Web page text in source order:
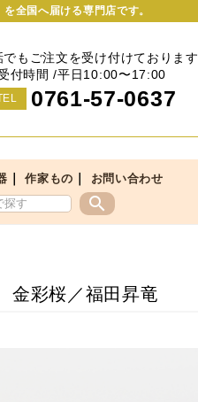
全国へ届ける専門店です。
でもご注文を受け付けております
付時間 /平日10:00〜17:00
0761-57-0637
｜作家もの お問い合わせ
search
彩桜／福田昇竜